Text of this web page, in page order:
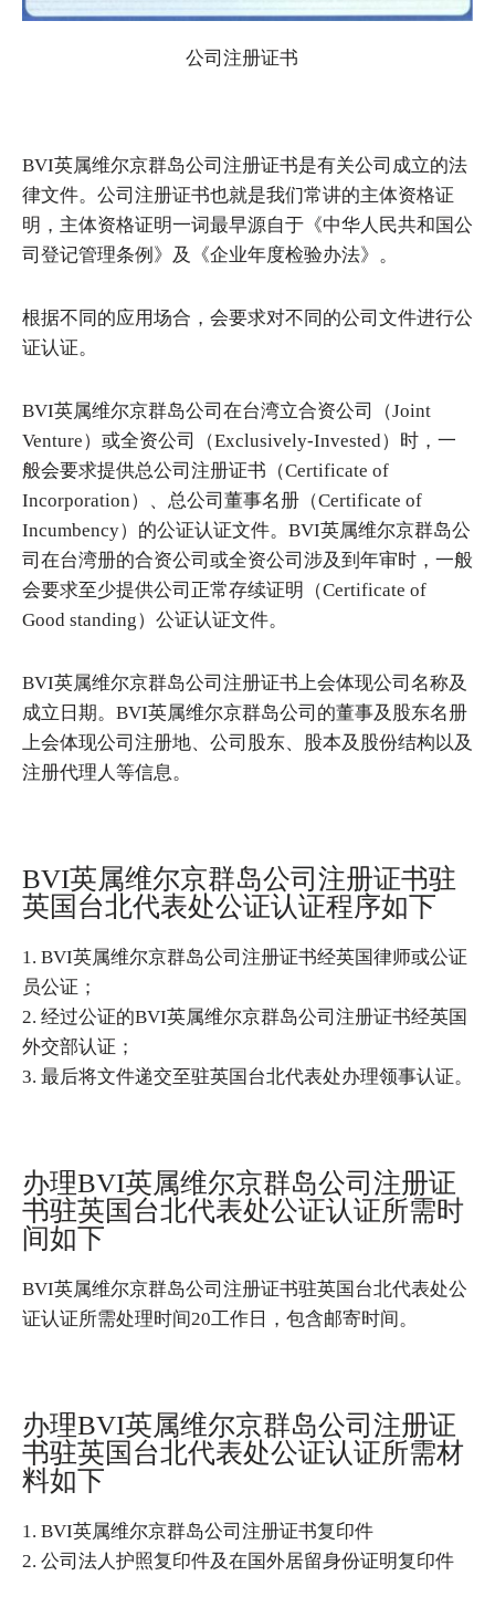
公司注册证书
BVI英属维尔京群岛公司注册证书是有关公司成立的法
律文件。公司注册证书也就是我们常讲的主体资格证
明，主体资格证明一词最早源自于《中华人民共和国公
司登记管理条例》及《企业年度检验办法》。
根据不同的应用场合，会要求对不同的公司文件进行公
证认证。
BVI英属维尔京群岛公司在台湾立合资公司（Joint
Venture）或全资公司（Exclusively-Invested）时，一
般会要求提供总公司注册证书（Certificate of
Incorporation）、总公司董事名册（Certificate of
Incumbency）的公证认证文件。BVI英属维尔京群岛公
司在台湾册的合资公司或全资公司涉及到年审时，一般
会要求至少提供公司正常存续证明（Certificate of
Good standing）公证认证文件。
BVI英属维尔京群岛公司注册证书上会体现公司名称及
成立日期。BVI英属维尔京群岛公司的董事及股东名册
上会体现公司注册地、公司股东、股本及股份结构以及
注册代理人等信息。
BVI英属维尔京群岛公司注册证书驻
英国台北代表处公证认证程序如下
1. BVI英属维尔京群岛公司注册证书经英国律师或公证
员公证；
2. 经过公证的BVI英属维尔京群岛公司注册证书经英国
外交部认证；
3. 最后将文件递交至驻英国台北代表处办理领事认证。
办理BVI英属维尔京群岛公司注册证
书驻英国台北代表处公证认证所需时
间如下
BVI英属维尔京群岛公司注册证书驻英国台北代表处公
证认证所需处理时间20工作日，包含邮寄时间。
办理BVI英属维尔京群岛公司注册证
书驻英国台北代表处公证认证所需材
料如下
1. BVI英属维尔京群岛公司注册证书复印件
2. 公司法人护照复印件及在国外居留身份证明复印件